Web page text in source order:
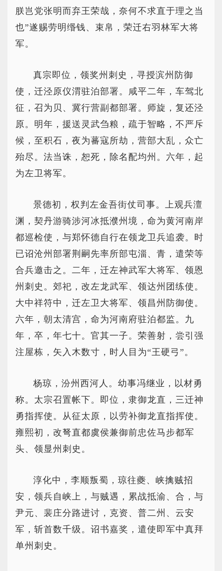
朕岂党张明而弃王荣哉，奈何不求直于理之当
也”遂赐劳明缗钱、束帛，荣迁右羽林军大将
军。
真宗即位，领奖州刺史，寻授滨州防御
使，迁泾原仪渭驻泊部署。咸平二年，车驾北
征，召为贝、冀行营副都部署。师旋，复还泾
原。明年，援送灵武刍粮，疏于智略，不严斥
候，至积石，夜为蕃寇所劫，营部大乱，众亡
殆尽。法当诛，恕死，除名配均州。六年，起
为左卫将军。
景德初，权判左金吾街仗司事。上观兵澶
渊，契丹游骑涉河冰抵濮州境，命为黄河南岸
都巡检使，与郑怀德自行在领龙卫兵追袭。时
已诏沧州部署荆嗣先率所部屯淄、青，遣荣等
合兵邀击之。二年，迁左神武军大将军、领恩
州刺史。郊祀，改左龙武军、领达州团练使。
大中祥符中，迁左卫大将军、领昌州防御使。
六年，朝太清宫，命为河南府驻泊都监。九
年，卒，年七十。官其一子。荣善射，尝引强
注屋栋，矢入木数寸，时人目为“王硬弓”。
杨琼，汾州西河人。幼事冯继业，以材勇
称。太宗召置帐下。即位，隶御龙直，三迁神
勇指挥使。从征太原，以劳补御龙直指挥使。
雍熙初，改弩直都虞侯兼御前忠佐马步都军
头、领显州刺史。
淳化中，李顺叛蜀，琼往夔、峡擒贼招
安，领兵自峡上，与贼遇，累战抵渝、合，与
尹元、裴庄分路进讨，克资、普二州、云安
军，斩首数千级。诏书嘉奖，遣使即军中真拜
单州刺史。